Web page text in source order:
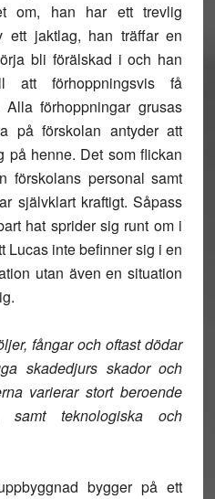
om, han har ett trevlig
ett jaktlag, han träffar en
bli förälskad i och han
att förhoppningsvis få
förhoppningar grusas
på förskolan antyder att
på henne. Det som flickan
förskolans personal samt
självklart kraftigt. Såpass
hat sprider sig runt om i
Lucas inte befinner sig i en
utan även en situation
fångar och oftast dödar
skadedjurs skador och
varierar stort beroende
samt teknologiska och
bygger på ett